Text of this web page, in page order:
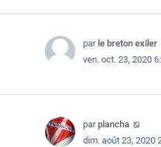
par le breton exiler
ven. oct. 23, 2020
parplancha
dim. août 23, 2020